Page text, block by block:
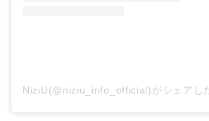
NiziU(@niziu_info_official)がシェアし